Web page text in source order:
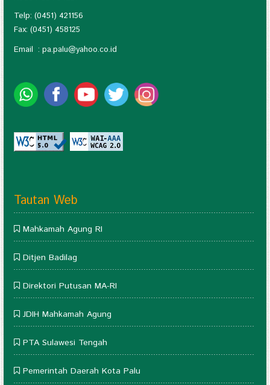
Telp: (0451) 421156
Fax: (0451) 458125
Email : pa.palu@yahoo.co.id
Tautan Web
Mahkamah Agung RI
Ditjen Badilag
Direktori Putusan MA-RI
JDIH Mahkamah Agung
PTA Sulawesi Tengah
Pemerintah Daerah Kota Palu